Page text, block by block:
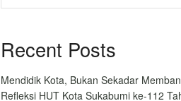
Recent Posts
Mendidik Kota, Bukan Sekadar
Refleksi HUT Kota Sukabumi ke-112